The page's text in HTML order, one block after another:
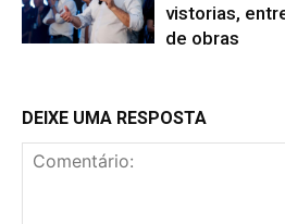
vistorias,
de obras
DEIXE UMA RESPOSTA